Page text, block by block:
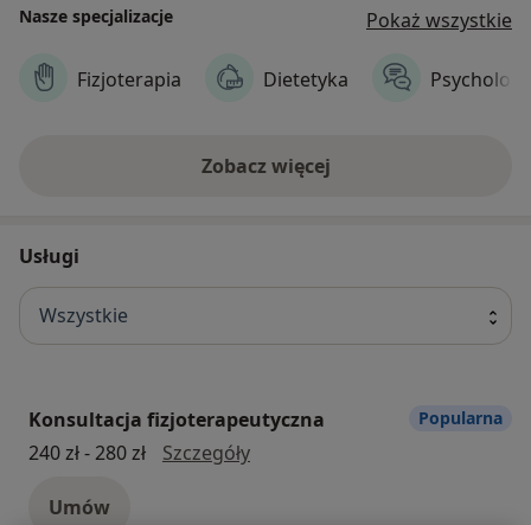
doświadczenia poprzez rejestrację online, lub
Nasze specjalizacje Pokaż wszystkie
Fizjoterapia Dietetyka
Zobacz więcej
Usługi
Wszystkie
Konsultacja fizjoterapeutyczna
240 zł - 280 zł
Szczegółykonsultacja fizjoterapeutyczna
Umów
Popularna